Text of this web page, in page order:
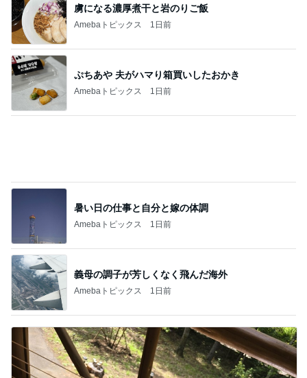
ぷちあや 夫がハマり箱買いしたおかき
Amebaトピックス 1日前
義母の調子が芳しくなく飛んだ海外
Amebaトピックス 1日前